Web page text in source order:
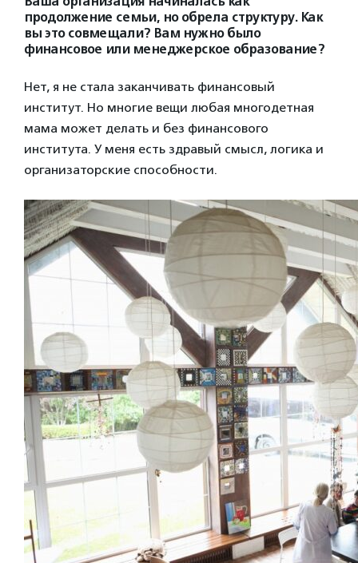
продолжение семьи, но обрела структуру. Как
вы это совмещали? Вам нужно было
финансовое или менеджерское образование?
Нет, я не стала заканчивать финансовый
институт. Но многие вещи любая многодетная
мама может делать и без финансового
института. У меня есть здравый смысл, логика и
организаторские способности.